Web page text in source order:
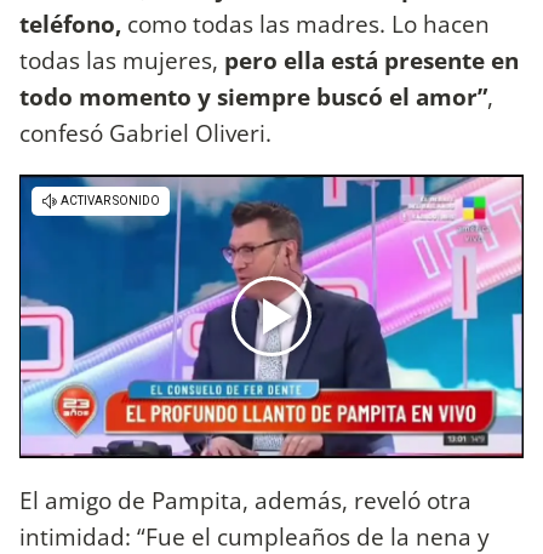
teléfono, como todas las madres. Lo hacen
todas las mujeres, pero ella está presente en
todo momento y siempre buscó el amor”,
confesó Gabriel Oliveri.
El amigo de Pampita, además, reveló otra
intimidad: “Fue el cumpleaños de la nena y